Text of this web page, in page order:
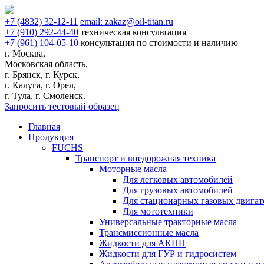
+7 (4832) 32-12-11 email: zakaz@oil-titan.ru
+7 (910) 292-44-40 техническая консультация
+7 (961) 104-05-10 консультация по стоимости и наличию
г. Москва,
Московская область,
г. Брянск, г. Курск,
г. Калуга, г. Орел,
г. Тула, г. Смоленск.
Запросить тестовый образец
Главная
Продукция
FUCHS
Транспорт и внедорожная техника
Моторные масла
Для легковых автомобилей
Для грузовых автомобилей
Для стационарных газовых
Для мототехники
Универсальные тракторные масла
Трансмиссионные масла
Жидкости для АКПП
Жидкости для ГУР и гидросистем